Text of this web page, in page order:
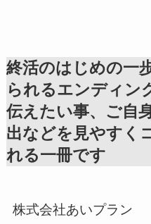
終活のはじめの一
られるエンディン
伝えたい事、ご自
出などを見やすく
れる一冊です
株式会社あいプラン